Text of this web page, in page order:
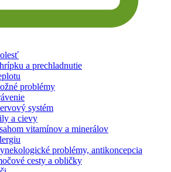
a prechladnutie
problémy
systém
a cievy
vitamínov a minerálov
problémy, antikoncepcia
cesty a obličky